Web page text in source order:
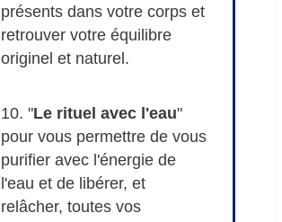
présents dans votre corps et
retrouver votre équilibre
originel et naturel.
10. "Le rituel avec l'eau"
pour vous permettre de vous
purifier avec l'énergie de
l'eau et de libérer, et
relâcher, toutes vos